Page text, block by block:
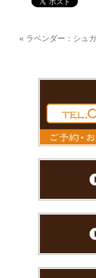
« ラベンダー：シュ